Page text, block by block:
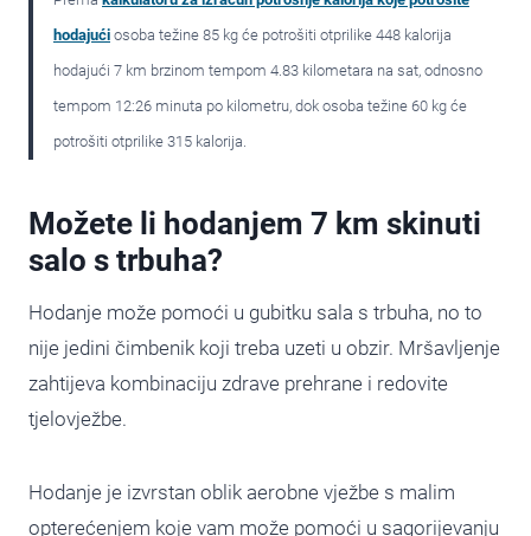
hodajući osoba težine 85 kg će potrošiti otprilike 448 kalorija
hodajući 7 km brzinom tempom 4.83 kilometara na sat, odnosno
tempom 12:26 minuta po kilometru, dok osoba težine 60 kg će
potrošiti otprilike 315 kalorija.
Možete li hodanjem 7 km skinuti
salo s trbuha?
Hodanje može pomoći u gubitku sala s trbuha, no to
nije jedini čimbenik koji treba uzeti u obzir. Mršavljenje
zahtijeva kombinaciju zdrave prehrane i redovite
tjelovježbe.
Hodanje je izvrstan oblik aerobne vježbe s malim
opterećenjem koje vam može pomoći u sagorijevanju